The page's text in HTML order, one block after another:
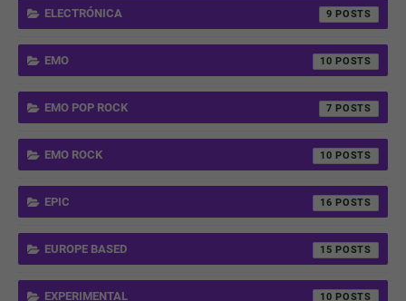
ELECTRÓNICA 9
EMO 10
EMO POP ROCK 7
EMO ROCK 10
EPIC 16
EUROPE BASED 15
EXPERIMENTAL 10